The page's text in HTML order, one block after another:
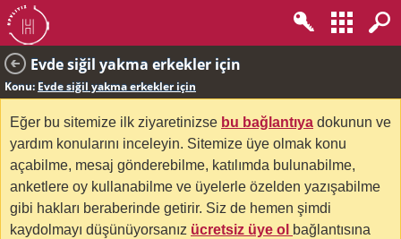
Evde siğil yakma erkekler için
Konu: Evde siğil yakma erkekler için
Eğer bu sitemize ilk ziyaretinizse bu bağlantıya dokunun ve
yardım konularını inceleyin. Sitemize üye olmak konu
açabilme, mesaj gönderebilme, katılımda bulunabilme,
anketlere oy kullanabilme ve üyelerle özelden yazışabilme
gibi hakları beraberinde getirir. Siz de hemen şimdi
kaydolmayı düşünüyorsanız ücretsiz üye ol bağlantısına